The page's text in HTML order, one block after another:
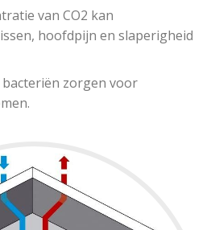
van CO2 kan
hoofdpijn en slaperigheid
bacteriën zorgen voor